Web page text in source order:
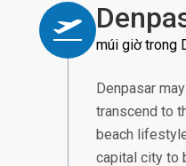
múi giờ trong
Denpasar
transcend to
beach
capital city to